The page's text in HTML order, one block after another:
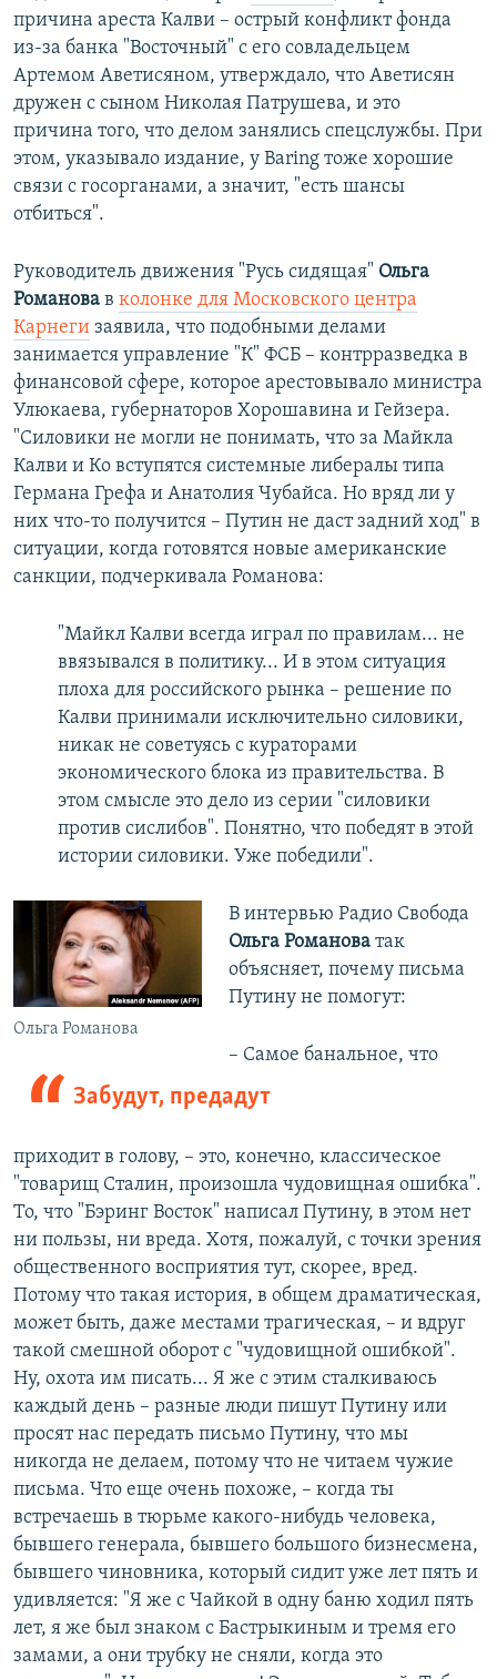
причина ареста Калви – острый конфликт фонда
из-за банка "Восточный" с его совладельцем
Артемом Аветисяном, утверждало, что Аветисян
дружен с сыном Николая Патрушева, и это
причина того, что делом занялись спецслужбы. При
этом, указывало издание, у Baring тоже хорошие
связи с госорганами, а значит, "есть шансы
отбиться".
Руководитель движения "Русь сидящая" Ольга
Романова в колонке для Московского центра
Карнеги заявила, что подобными делами
занимается управление "К" ФСБ – контрразведка в
финансовой сфере, которое арестовывало министра
Улюкаева, губернаторов Хорошавина и Гейзера.
"Силовики не могли не понимать, что за Майкла
Калви и Ко вступятся системные либералы типа
Германа Грефа и Анатолия Чубайса. Но вряд ли у
них что-то получится – Путин не даст задний ход" в
ситуации, когда готовятся новые американские
санкции, подчеркивала Романова:
"Майкл Калви всегда играл по правилам... не
ввязывался в политику... И в этом ситуация
плоха для российского рынка – решение по
Калви принимали исключительно силовики,
никак не советуясь с кураторами
экономического блока из правительства. В
этом смысле это дело из серии "силовики
против сислибов". Понятно, что победят в этой
истории силовики. Уже победили".
Ольга Романова
В интервью Радио Свобода
Ольга Романоватак
объясняет, почему письма
Путину не помогут:
Забудут, предадут
– Самое банальное, что
приходит в голову, – это, конечно, классическое
"товарищ Сталин, произошла чудовищная ошибка".
То, что "Бэринг Восток" написал Путину, в этом нет
ни пользы, ни вреда. Хотя, пожалуй, с точки зрения
общественного восприятия тут, скорее, вред.
Потому что такая история, в общем драматическая,
может быть, даже местами трагическая, – и вдруг
такой смешной оборот с "чудовищной ошибкой".
Ну, охота им писать... Я же с этим сталкиваюсь
каждый день – разные люди пишут Путину или
просят нас передать письмо Путину, что мы
никогда не делаем, потому что не читаем чужие
письма. Что еще очень похоже, – когда ты
встречаешь в тюрьме какого-нибудь человека,
бывшего генерала, бывшего большого бизнесмена,
бывшего чиновника, который сидит уже лет пять и
удивляется: "Я же с Чайкой в одну баню ходил пять
лет, я же был знаком с Бастрыкиным и тремя его
замами, а они трубку не сняли, когда это